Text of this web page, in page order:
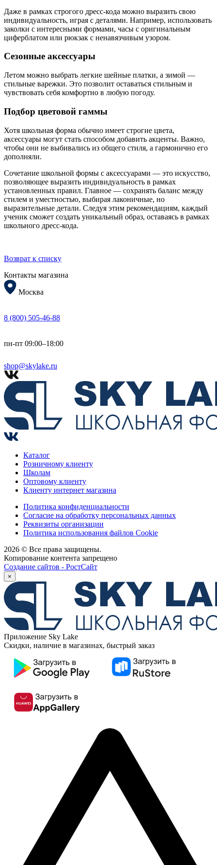
Даже в рамках строгого дресс-кода можно выразить свою
индивидуальность, играя с деталями. Например, использовать
заколки с интересными формами, часы с оригинальным
циферблатом или рюкзак с ненавязчивым узором.
Сезонные аксессуары
Летом можно выбрать легкие шейные платки, а зимой —
стильные варежки. Это позволит оставаться стильным и
чувствовать себя комфортно в любую погоду.
Подбор цветовой гаммы
Хотя школьная форма обычно имеет строгие цвета,
аксессуары могут стать способом добавить акценты. Важно,
чтобы они не выбивались из общего стиля, а гармонично его
дополняли.
Сочетание школьной формы с аксессуарами — это искусство,
позволяющее выразить индивидуальность в рамках
установленных правил. Главное — сохранять баланс между
стилем и уместностью, выбирая лаконичные, но
выразительные детали. Следуя этим рекомендациям, каждый
ученик сможет создать уникальный образ, оставаясь в рамках
школьного дресс-кода.
Возврат к списку
Контакты магазина
Москва
8 (800) 505-46-88
пн-пт 09:00–18:00
shop@skylake.ru
Каталог
Розничному клиенту
Школам
Оптовому клиенту
Клиенту интернет магазина
Политика конфиденциальности
Согласие на обработку персональных данных
Реквизиты организации
Политика использования файлов Cookie
2026 © Все права защищены.
Копирование контента запрещено
Создание сайтов - РостСайт
×
Приложение Sky Lake
Скидки, наличие в магазинах, быстрый заказ